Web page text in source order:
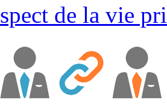
de la vie